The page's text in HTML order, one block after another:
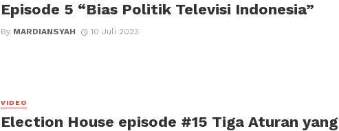
Episode 5 “Bias Politik Televisi Indonesia”
By MARDIANSYAH 10 Juli 2023
VIDEO
Election House episode #15 Tiga Aturan yang